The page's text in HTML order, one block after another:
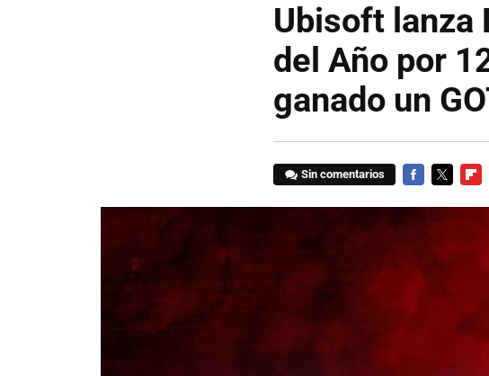
Ubisoft lanza
del Año por
ganado un
Sin comentarios